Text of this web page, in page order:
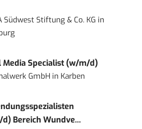
Südwest Stiftung & Co. KG in
Media Specialist (w/m/d)
GmbH in Karben
Bereich Wundve...